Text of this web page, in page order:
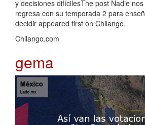
y decisiones difícilesThe post Nadie
regresa con su temporada 2 para
decidir appeared first on Chilango.
Chilango.com
gema